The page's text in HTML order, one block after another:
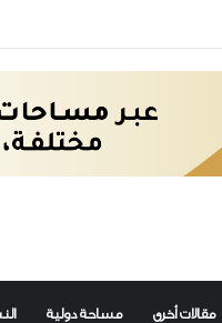
مقالات أخرى مساحة دولية